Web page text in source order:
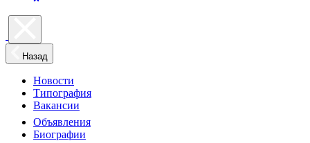
Назад
Новости
Типография
Вакансии
Объявления
Биографии